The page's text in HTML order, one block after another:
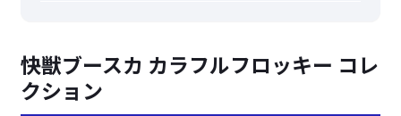
快獣ブースカ カラフルフロッキー コレ
クション